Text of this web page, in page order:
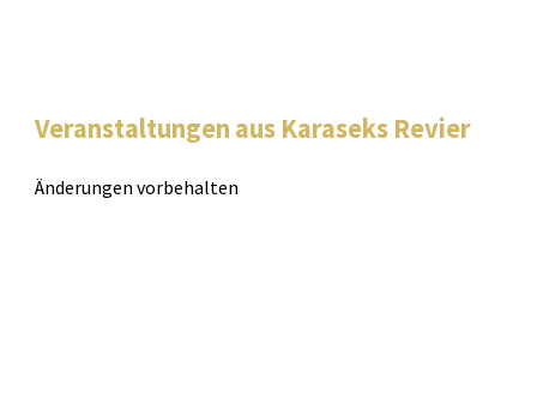
Veranstaltungen aus Karaseks Revier
Änderungen vorbehalten